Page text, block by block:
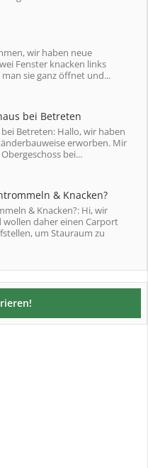
wir haben neue
Fenster knacken links
sie ganz öffnet und...
bei Betreten
Betreten: Hallo, wir haben
erworben. Mir
bei...
& Knacken?
& Knacken?: Hi, wir
daher einen Carport
um Stauraum zu